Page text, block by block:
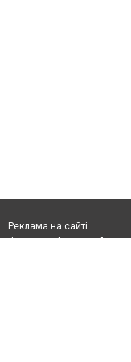
Реклама на сайті
Франшиза "CitySites"